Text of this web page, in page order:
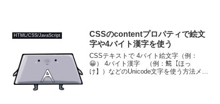
HTML/CSS/JavaScript
CSSのcontentプロパティで絵文
字や4バイト漢字を使う
CSSテキストで 4バイト絵文字（例：
😀） 4バイト漢字 （例：𩸽【ほっ
け】）などのUnicode文字を使う方法メ